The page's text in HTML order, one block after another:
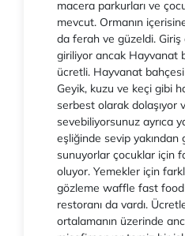
macera parkurları ve
mevcut. Ormanın
da ferah ve güzeldi.
giriliyor ancak Hayvanat
ücretli. Hayvanat
Geyik, kuzu ve keçi gibi
serbest olarak dolaşıyor
sevebiliyorsunuz ayrıca
eşliğinde sevip yakından
sunuyorlar çocuklar için
oluyor. Yemekler için
gözleme waffle fast food
restoranı da vardı.
ortalamanın üzerinde